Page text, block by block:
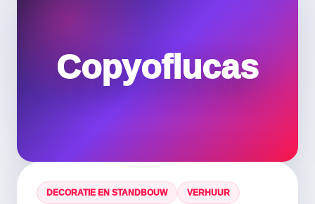
Copyoflucas
DECORATIE EN STANDBOUW VERHUUR